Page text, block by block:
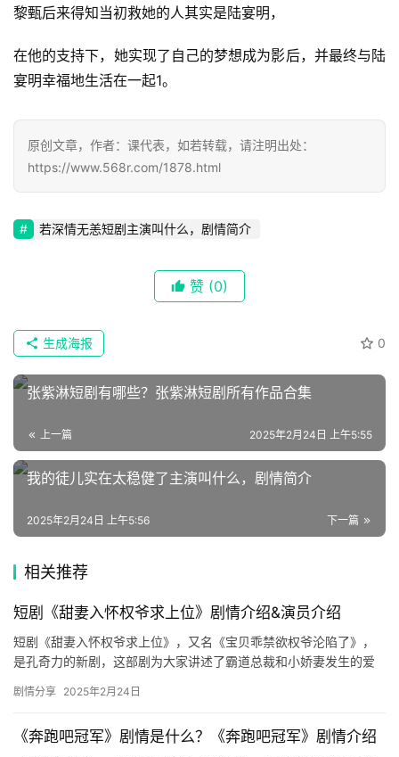
📖
🔥
热
速
递
🌱
博
主
星
选
登录 注册
黎甄后来得知当初救她的人其实是陆宴明，
在他的支持下，她实现了自己的梦想成为影后，并最终与陆
宴明幸福地生活在一起‌‌1。
原创文章，作者：课代表，如若转载，请注明出处：
https://www.568r.com/1878.html
若深情无恙短剧主演叫什么，剧情简介
赞 (0)
0
生成海报
张紫淋短剧有哪些？张紫淋短剧所有作品合集
上一篇 2025年2月24日 上午5:55
我的徒儿实在太稳健了主演叫什么，剧情简介
下一篇
2025年2月24日 上午5:56
相关推荐
短剧《甜妻入怀权爷求上位》剧情介绍&演员介绍
短剧《甜妻入怀权爷求上位》，又名《宝贝乖禁欲权爷沦陷了》，
是孔奇力的新剧，这部剧为大家讲述了霸道总裁和小娇妻发生的爱
求上…
剧情分享 2025年2月24日
《奔跑吧冠军》剧情是什么？《奔跑吧冠军》剧情介绍